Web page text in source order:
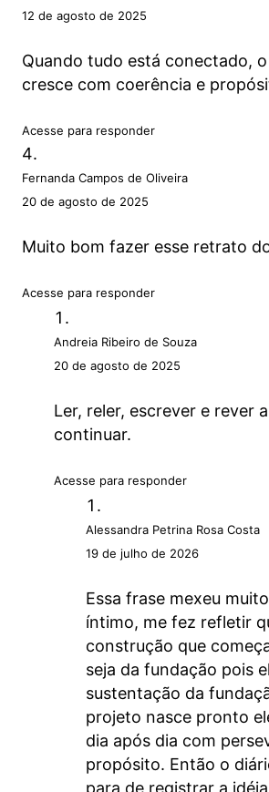
12 de agosto de 2025
Quando tudo está conectado,
cresce com coerência e
Acesse para responder
Fernanda Campos de Oliveira
20 de agosto de 2025
Muito bom fazer esse retrato
Acesse para responder
Andreia Ribeiro de Souza
20 de agosto de 2025
Ler, reler, escrever e rever
continuar.
Acesse para responder
Alessandra Petrina Rosa Costa
19 de julho de 2026
Essa frase mexeu
íntimo, me fez refletir
construção que
seja da fundação pois
sustentação da
projeto nasce pronto
dia após dia com
propósito. Então o
para de registrar a